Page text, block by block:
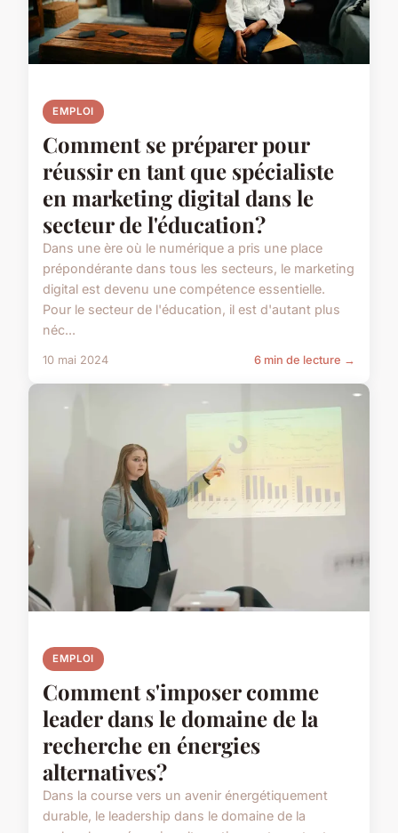
EMPLOI
Comment se préparer pour
réussir en tant que spécialiste
en marketing digital dans le
secteur de l'éducation?
Dans une ère où le numérique a pris une place
prépondérante dans tous les secteurs, le marketing
digital est devenu une compétence essentielle.
Pour le secteur de l'éducation, il est d'autant plus
néc...
10 mai 2024 6 min de lecture →
EMPLOI
Comment s'imposer comme
leader dans le domaine de la
recherche en énergies
alternatives?
Dans la course vers un avenir énergétiquement
durable, le leadership dans le domaine de la